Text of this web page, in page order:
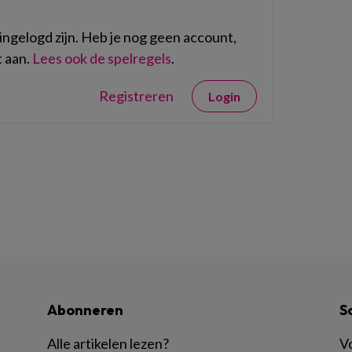
zijn. Heb je nog geen account,
Lees ook de spelregels.
Registreren Login
Abonneren
Alle artikelen lezen?